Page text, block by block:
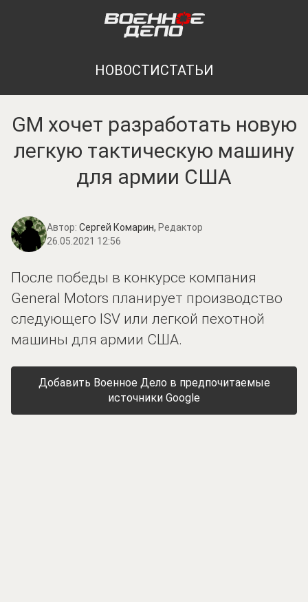
НОВОСТИСТАТЬИ
GM хочет разработать новую
легкую тактическую машину
для армии США
Автор: Сергей Комарин, Редактор
26.05.2021 12:56
После победы в конкурсе компания
General Motors планирует производство
следующего ISV или легкой пехотной
машины для армии США.
Добавить Военное Дело в предпочитаемые
источники Google